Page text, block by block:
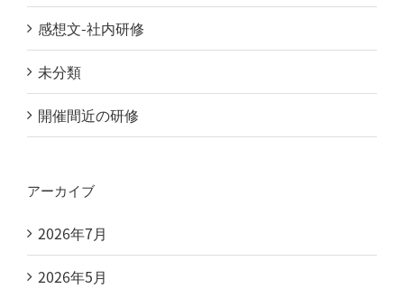
感想文-社内研修
未分類
開催間近の研修
アーカイブ
2026年7月
2026年5月